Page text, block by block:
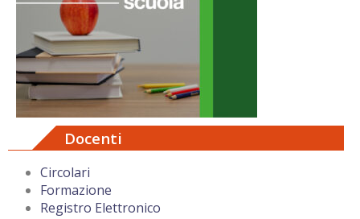
Docenti
Circolari
Formazione
Registro Elettronico